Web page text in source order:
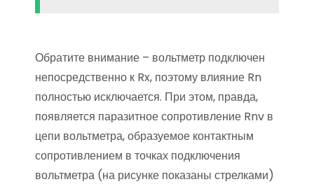
Обратите внимание – вольтметр подключен
непосредственно к Rx, поэтому влияние Rn
полностью исключается. При этом, правда,
появляется паразитное сопротивление Rnv в
цепи вольтметра, образуемое контактным
сопротивлением в точках подключения
вольтметра (на рисунке показаны стрелками)